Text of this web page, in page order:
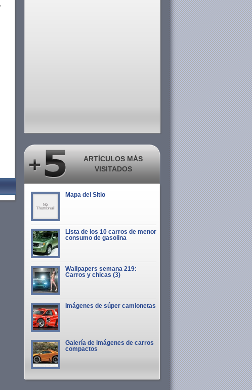
ARTÍCULOS MÁS
VISITADOS
Mapa del Sitio
Lista de los 10 carros de menor
consumo de gasolina
Wallpapers semana 219:
Carros y chicas (3)
Imágenes de súper camionetas
Galería de imágenes de carros
compactos